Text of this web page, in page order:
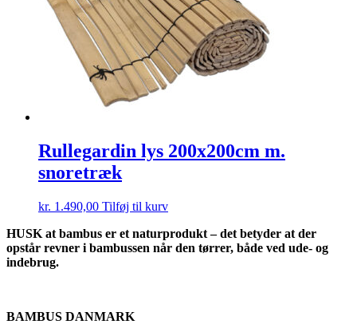
Rullegardin lys 200x200cm m.
snoretræk
kr. 1.490,00 Tilføj til kurv
HUSK at bambus er et naturprodukt – det betyder at der
opstår revner i bambussen når den tørrer, både ved ude- og
indebrug.
BAMBUS DANMARK